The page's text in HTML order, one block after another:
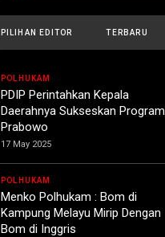
PILIHAN EDITOR TERBARU
POLHUKAM
PDIP Perintahkan Kepala
Daerahnya Sukseskan Program
Prabowo
17 May 2025
POLHUKAM
Menko Polhukam : Bom di
Kampung Melayu Mirip Dengan
Bom di Inggris